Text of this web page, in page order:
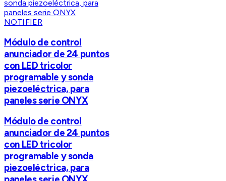
NOTIFIER
Módulo de control
anunciador de 24 puntos
con LED tricolor
programable y sonda
piezoeléctrica, para
paneles serie ONYX
Módulo de control
anunciador de 24 puntos
con LED tricolor
programable y sonda
piezoeléctrica, para